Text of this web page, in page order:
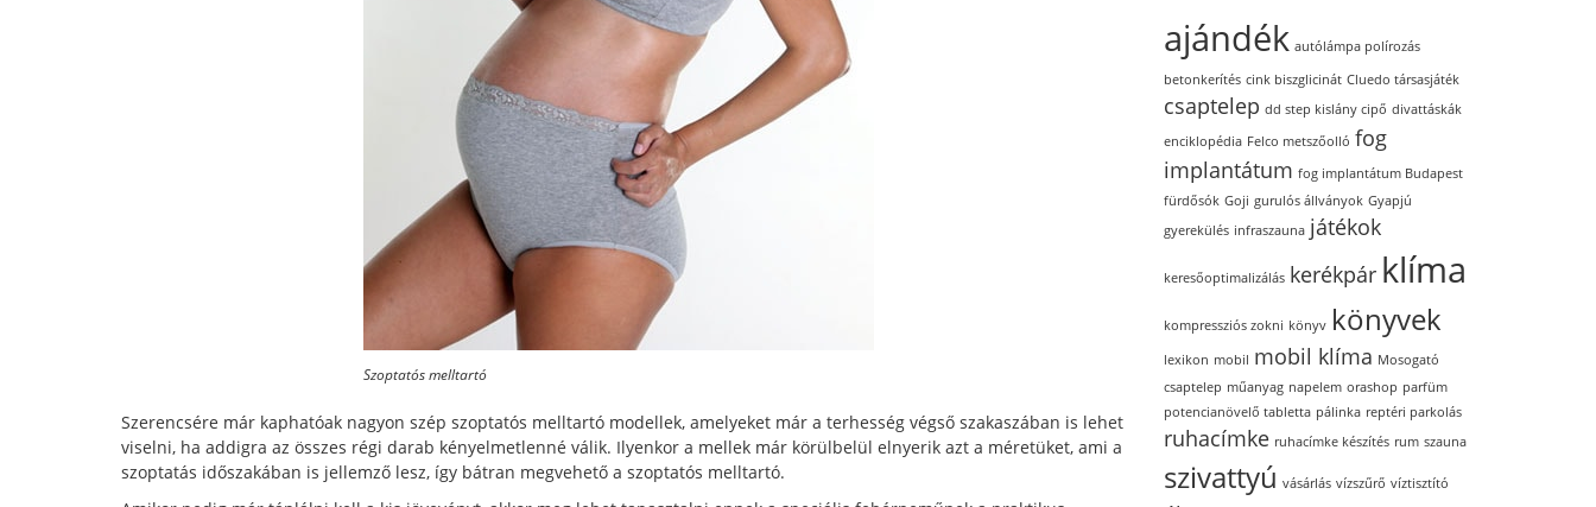
Szoptatós melltartó
Szerencsére már kaphatóak nagyon szép szoptatós melltartó modellek, amelyeket már a terhesség végső szakaszában is lehet
viselni, ha addigra az összes régi darab kényelmetlenné válik. Ilyenkor a mellek már körülbelül elnyerik azt a méretüket, ami a
szoptatás időszakában is jellemző lesz, így bátran megvehető a szoptatós melltartó.
ajándék autólámpa polírozás
betonkerítés cink biszglicinát Cluedo társasjáték
csaptelep dd step kislány cipő divattáskák
enciklopédia Felco metszőolló fog
implantátum fog implantátum Budapest
fürdősók Goji gurulós állványok Gyapjú
gyerekülés infraszauna játékok
keresőoptimalizálás kerékpár klíma
kompressziós zokni könyv könyvek
lexikon mobil mobil klíma Mosogató
csaptelep műanyag napelem orashop parfüm
potencianövelő tabletta pálinka reptéri parkolás
ruhacímke ruhacímke készítés rum szauna
szivattyú vásárlás vízszűrő víztisztító